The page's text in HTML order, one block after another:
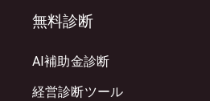
無料診断
AI補助金診断
経営診断ツール